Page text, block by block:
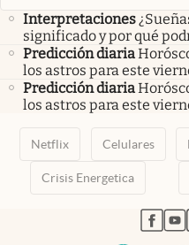
Interpretaciones
significado y por qué
Predicción diaria
los astros para este
Predicción diaria
los astros para este
Netflix Celulares
Crisis Energetica